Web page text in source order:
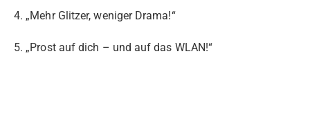
4. „Mehr Glitzer, weniger Drama!“
5. „Prost auf dich – und auf das WLAN!“